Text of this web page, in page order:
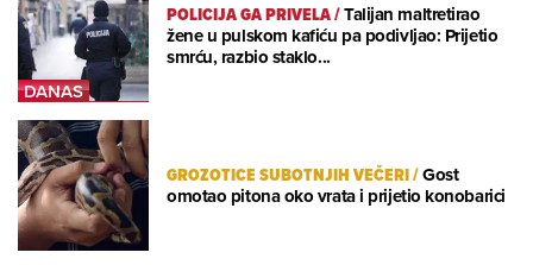
POLICIJA GA PRIVELA/Talijan maltretirao
žene u pulskom kafiću pa podivljao: Prijetio
smrću, razbio staklo...
GROZOTICE SUBOTNJIH VEČERI/Gost
omotao pitona oko vrata i prijetio konobarici